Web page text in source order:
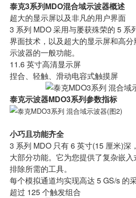
泰克3系列MDO混合域示波器概述
超大的显示屏以及非凡的用户界面
3 系列 MDO 采用与屡获殊荣的 5 系
界面技术，以及超大的显示屏和高
示波器的一般功能。
11.6 英寸高清显示屏
捏合、轻触、滑动电容式触摸屏
泰克示波器MDO3系列参数指标
小巧且功能齐全
3 系列 MDO 只有 6 英寸(15 厘米)深
大部分功能。它为您提供了复杂嵌
排除所需的工具。
每个模拟通道均实现高达 5 GS/s 的
超过 125 个触发组合